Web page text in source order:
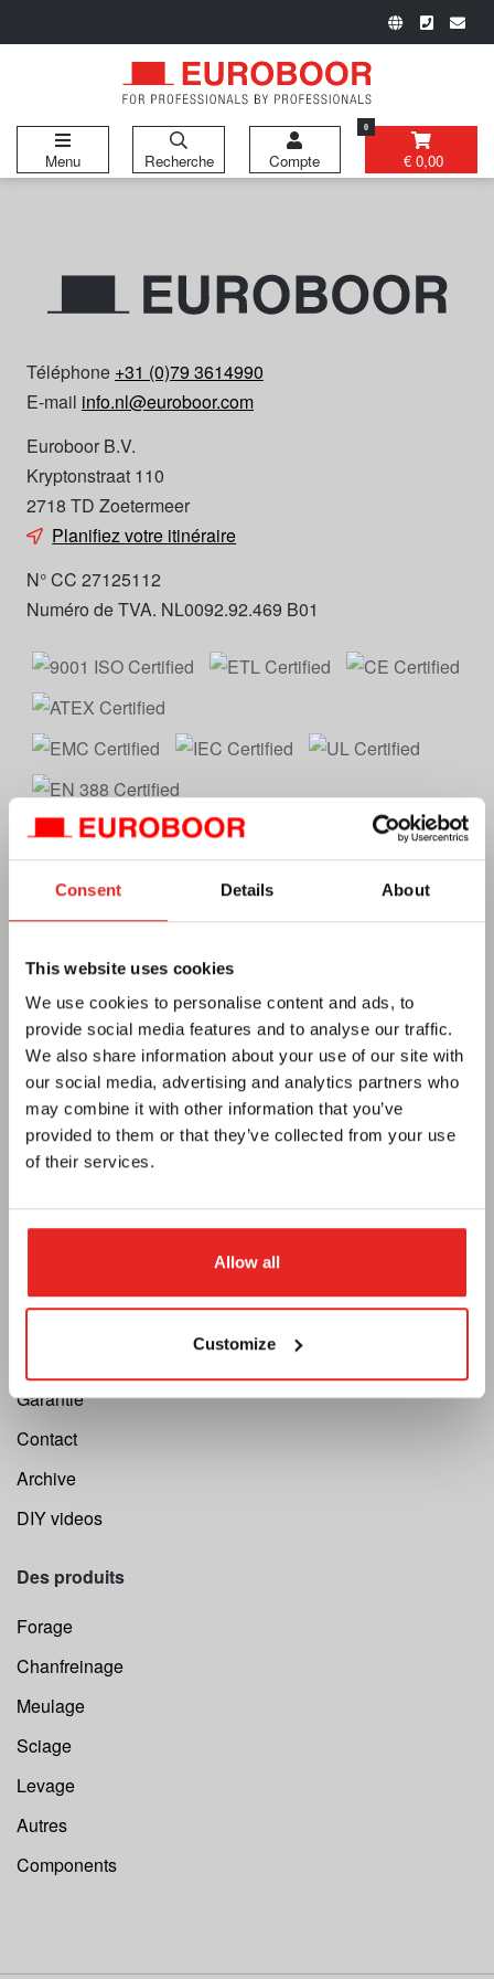
Consent Details About
This website uses cookies
We use cookies to personalise content and ads, to
provide social media features and to analyse our traffic.
We also share information about your use of our site with
our social media, advertising and analytics partners who
may combine it with other information that you’ve
provided to them or that they’ve collected from your use
of their services.
Allow all
Customize
Menu Recherche Compte
0
€ 0,00
Téléphone +31 (0)79 3614990
E-mail info.nl@euroboor.com
Euroboor B.V.
Kryptonstraat 110
2718 TD Zoetermeer
Planifiez votre itinéraire
N° CC 27125112
Numéro de TVA. NL0092.92.469 B01
Euroboor
À propos de nous
Confidentialité
Catalogue électronique
Bulletin
Devenir un distributeur
Vacatures
Demande de retour
Enregistrer votre machine
Garantie
Contact
Archive
DIY videos
Des produits
Forage
Chanfreinage
Meulage
Sciage
Levage
Autres
Components